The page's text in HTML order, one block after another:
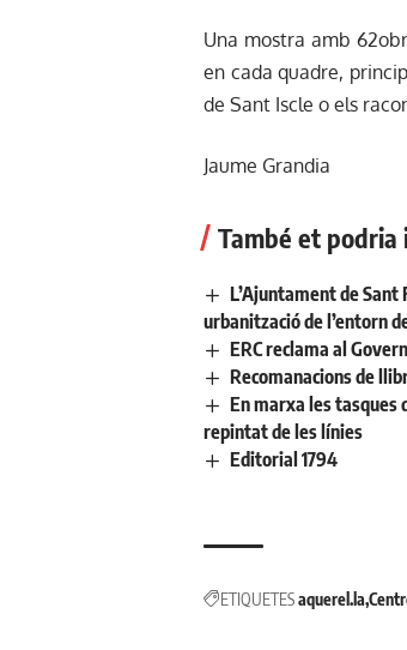
Una mostra amb
en cada quadre,
de Sant Iscle o els
Jaume Grandia
També et podria
L’Ajuntament de
urbanització de l’entorn
ERC reclama al
Recomanacions de
En marxa les tasques
repintat de les línies
Editorial 1794
ETIQUETESaquerel.la